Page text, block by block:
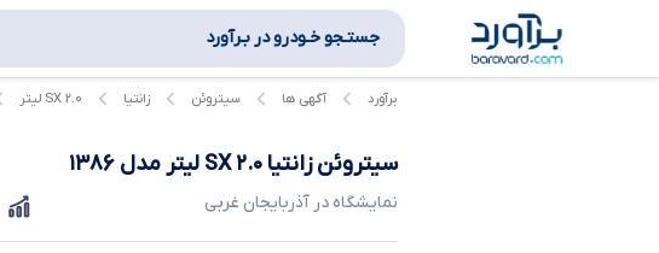
جستـجو خـودرو در بـرآورد
برآورد آگهی ها سیتروئن زانتیا SX ۲.۰ لیتر
سیتروئن زانتیا SX ۲.۰ لیتر مدل ۱۳۸۶
نمایشگاه در آذربایجان غربی